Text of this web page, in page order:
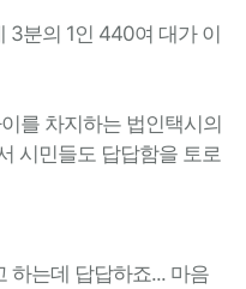
3분의 1인 440여 대가 이
를 차지하는 법인택시의
시민들도 답답함을 토로
하는데 답답하죠... 마음